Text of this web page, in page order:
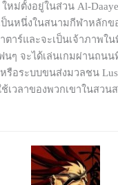
หม่ตั้งอยู่ในส่วน Al-
ป็นหนึ่งในสนามกีฬาหลักข
ตาร์และจะเป็นเจ้าภาพใ
นๆ จะได้เล่นเกมผ่านถนน
รือระบบขนส่งมวลชน
เวลาของพวกเขาในสวน